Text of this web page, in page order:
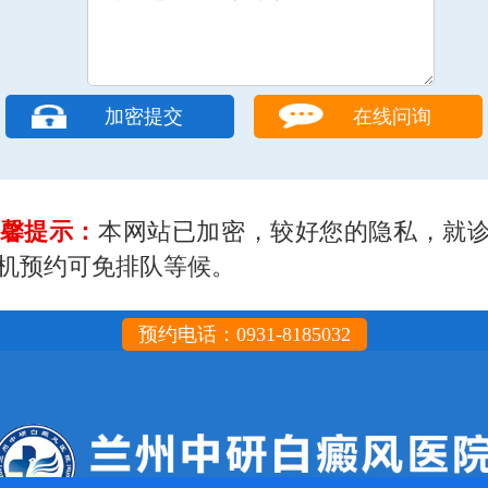
在线问询
提示： 本网站已加密，较好您的隐私，就
预约可免排队等候。
预约电话：0931-8185032